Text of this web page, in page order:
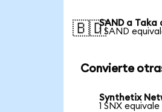
🇧🇩SAND a Taka
1 SAND
Convierte
Synthetix
1 SNX equivale